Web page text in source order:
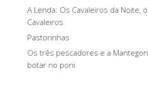
A Lenda: Os Cavaleiros da Noite,
Cavaleiros
Pastorinhas
Os três pescadores e a
botar no poni